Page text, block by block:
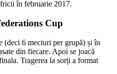
în februarie 2017.
Cup
(deci 6 meciuri per grupă) și în
din fiecare. Apoi se joacă
Tragerea la sorți a format